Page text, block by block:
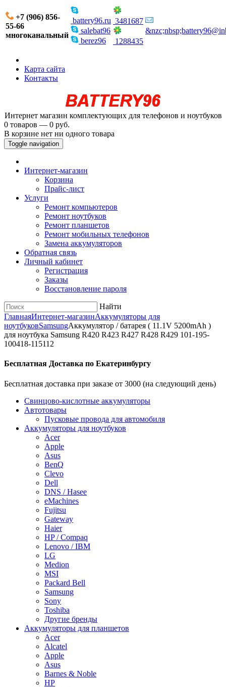
+7 (906) 856-
55-66
многоканальный
battery96.ru
salebat96
berez96
3481687
1288435
Карта сайта
Контакты
Интернет магазин комплектующих для телефонов и ноутбуков
0 товаров — 0 руб.
В корзине нет ни одного товара
Toggle navigation
Интернет-магазин
Корзина
Прайс-лист
Услуги
Ремонт компьютеров
Ремонт ноутбуков
Ремонт планшетов
Ремонт мобильных телефонов
Замена аккумуляторов
Обратная связь
Личный кабинет
Регистрация
Заказы
Восстановление пароля
Найти
ГлавнаяИнтернет-магазинАккумуляторы для
ноутбуковSamsungАккумулятор / батарея ( 11.1V 5200mAh )
для ноутбука Samsung R420 R423 R427 R428 R429 101-195-
100418-115112
Бесплатная Доставка по Екатеринбургу
Бесплатная доставка при заказе от 3000 (на следующий день)
Cвинцово-кислотные аккумуляторы
Автотовары
Пусковые провода для автомобиля
Аккумуляторы для ноутбуков
Acer
Apple
Asus
BenQ
Clevo
Dell
DNS / Hasee
eMachines
Fujitsu
Gateway
Haier
HP / Compaq
Lenovo / IBM
LG
Medion
MSI
Packard Bell
Samsung
Sony
Toshiba
Другие бренды
Аккумуляторы для планшетов
Acer
Alcatel
Apple
Asus
Barnes & Noble
HP